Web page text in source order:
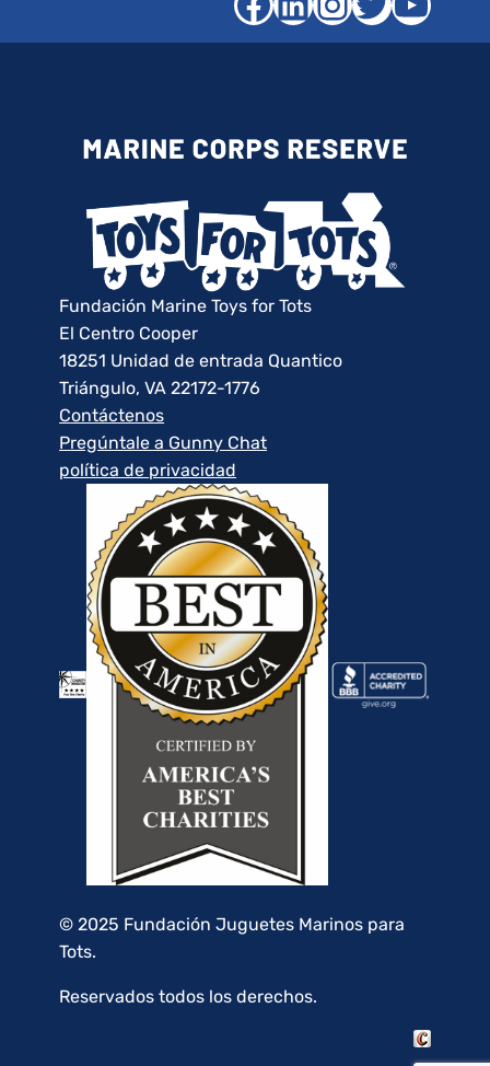
Fundación Marine Toys for Tots
El Centro Cooper
18251 Unidad de entrada Quantico
Triángulo, VA 22172-1776
Contáctenos
Pregúntale a Gunny Chat
política de privacidad
© 2025 Fundación Juguetes Marinos para
Tots.
Reservados todos los derechos.